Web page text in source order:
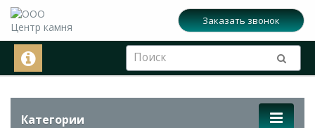
Заказать звонок
Категории